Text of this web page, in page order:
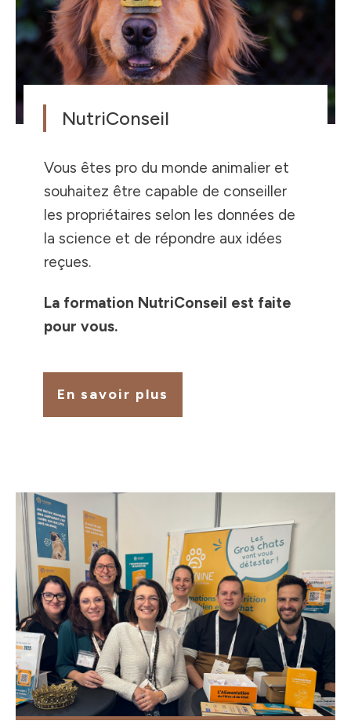
NutriConseil
Vous êtes pro du monde anim alier et
souhaitez être capable de conseiller
les propriétaires selon les données de
la science et de répondre aux idées
reçues.
La formation NutriConseil est faite
pour vous.
En savoir plus